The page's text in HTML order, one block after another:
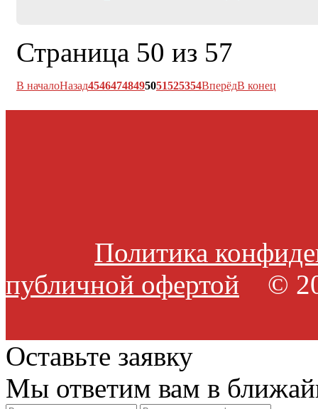
Страница 50 из 57
В началоНазад45464748495051525354ВперёдВ конец
Политика
публичной офертой ©
Оставьте заявку
Мы ответим вам в